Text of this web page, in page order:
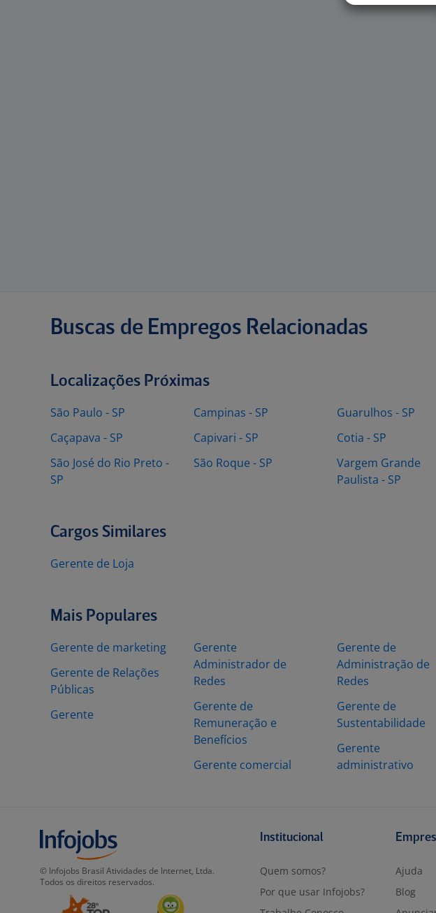
Buscas de Empregos Relacionadas
Localizações Próximas
São Paulo - SP
Caçapava - SP
São José do Rio Preto -
SP
Campinas - SP
Capivari - SP
São Roque - SP
Guarulhos - SP
Cotia - SP
Vargem Grande
Paulista - SP
Cargos Similares
Gerente de Loja
Mais Populares
Gerente de marketing
Gerente de Relações
Públicas
Gerente
Gerente
Administrador de
Redes
Gerente de
Remuneração e
Benefícios
Gerente comercial
Gerente de
Administração de
Redes
Gerente de
Sustentabilidade
Gerente
administrativo
© Infojobs Brasil Atividades de Internet, Ltda.
Todos os direitos reservados.
Institucional
Quem somos?
Por que usar Infojobs?
Ajuda
Blog